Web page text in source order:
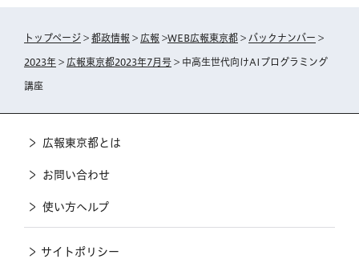
トップページ > 都政情報 > 広報 >WEB広報東京都 > バックナンバー >
2023年 > 広報東京都2023年7月号 > 中高生世代向けAIプログラミング
講座
広報東京都とは
お問い合わせ
使い方ヘルプ
サイトポリシー